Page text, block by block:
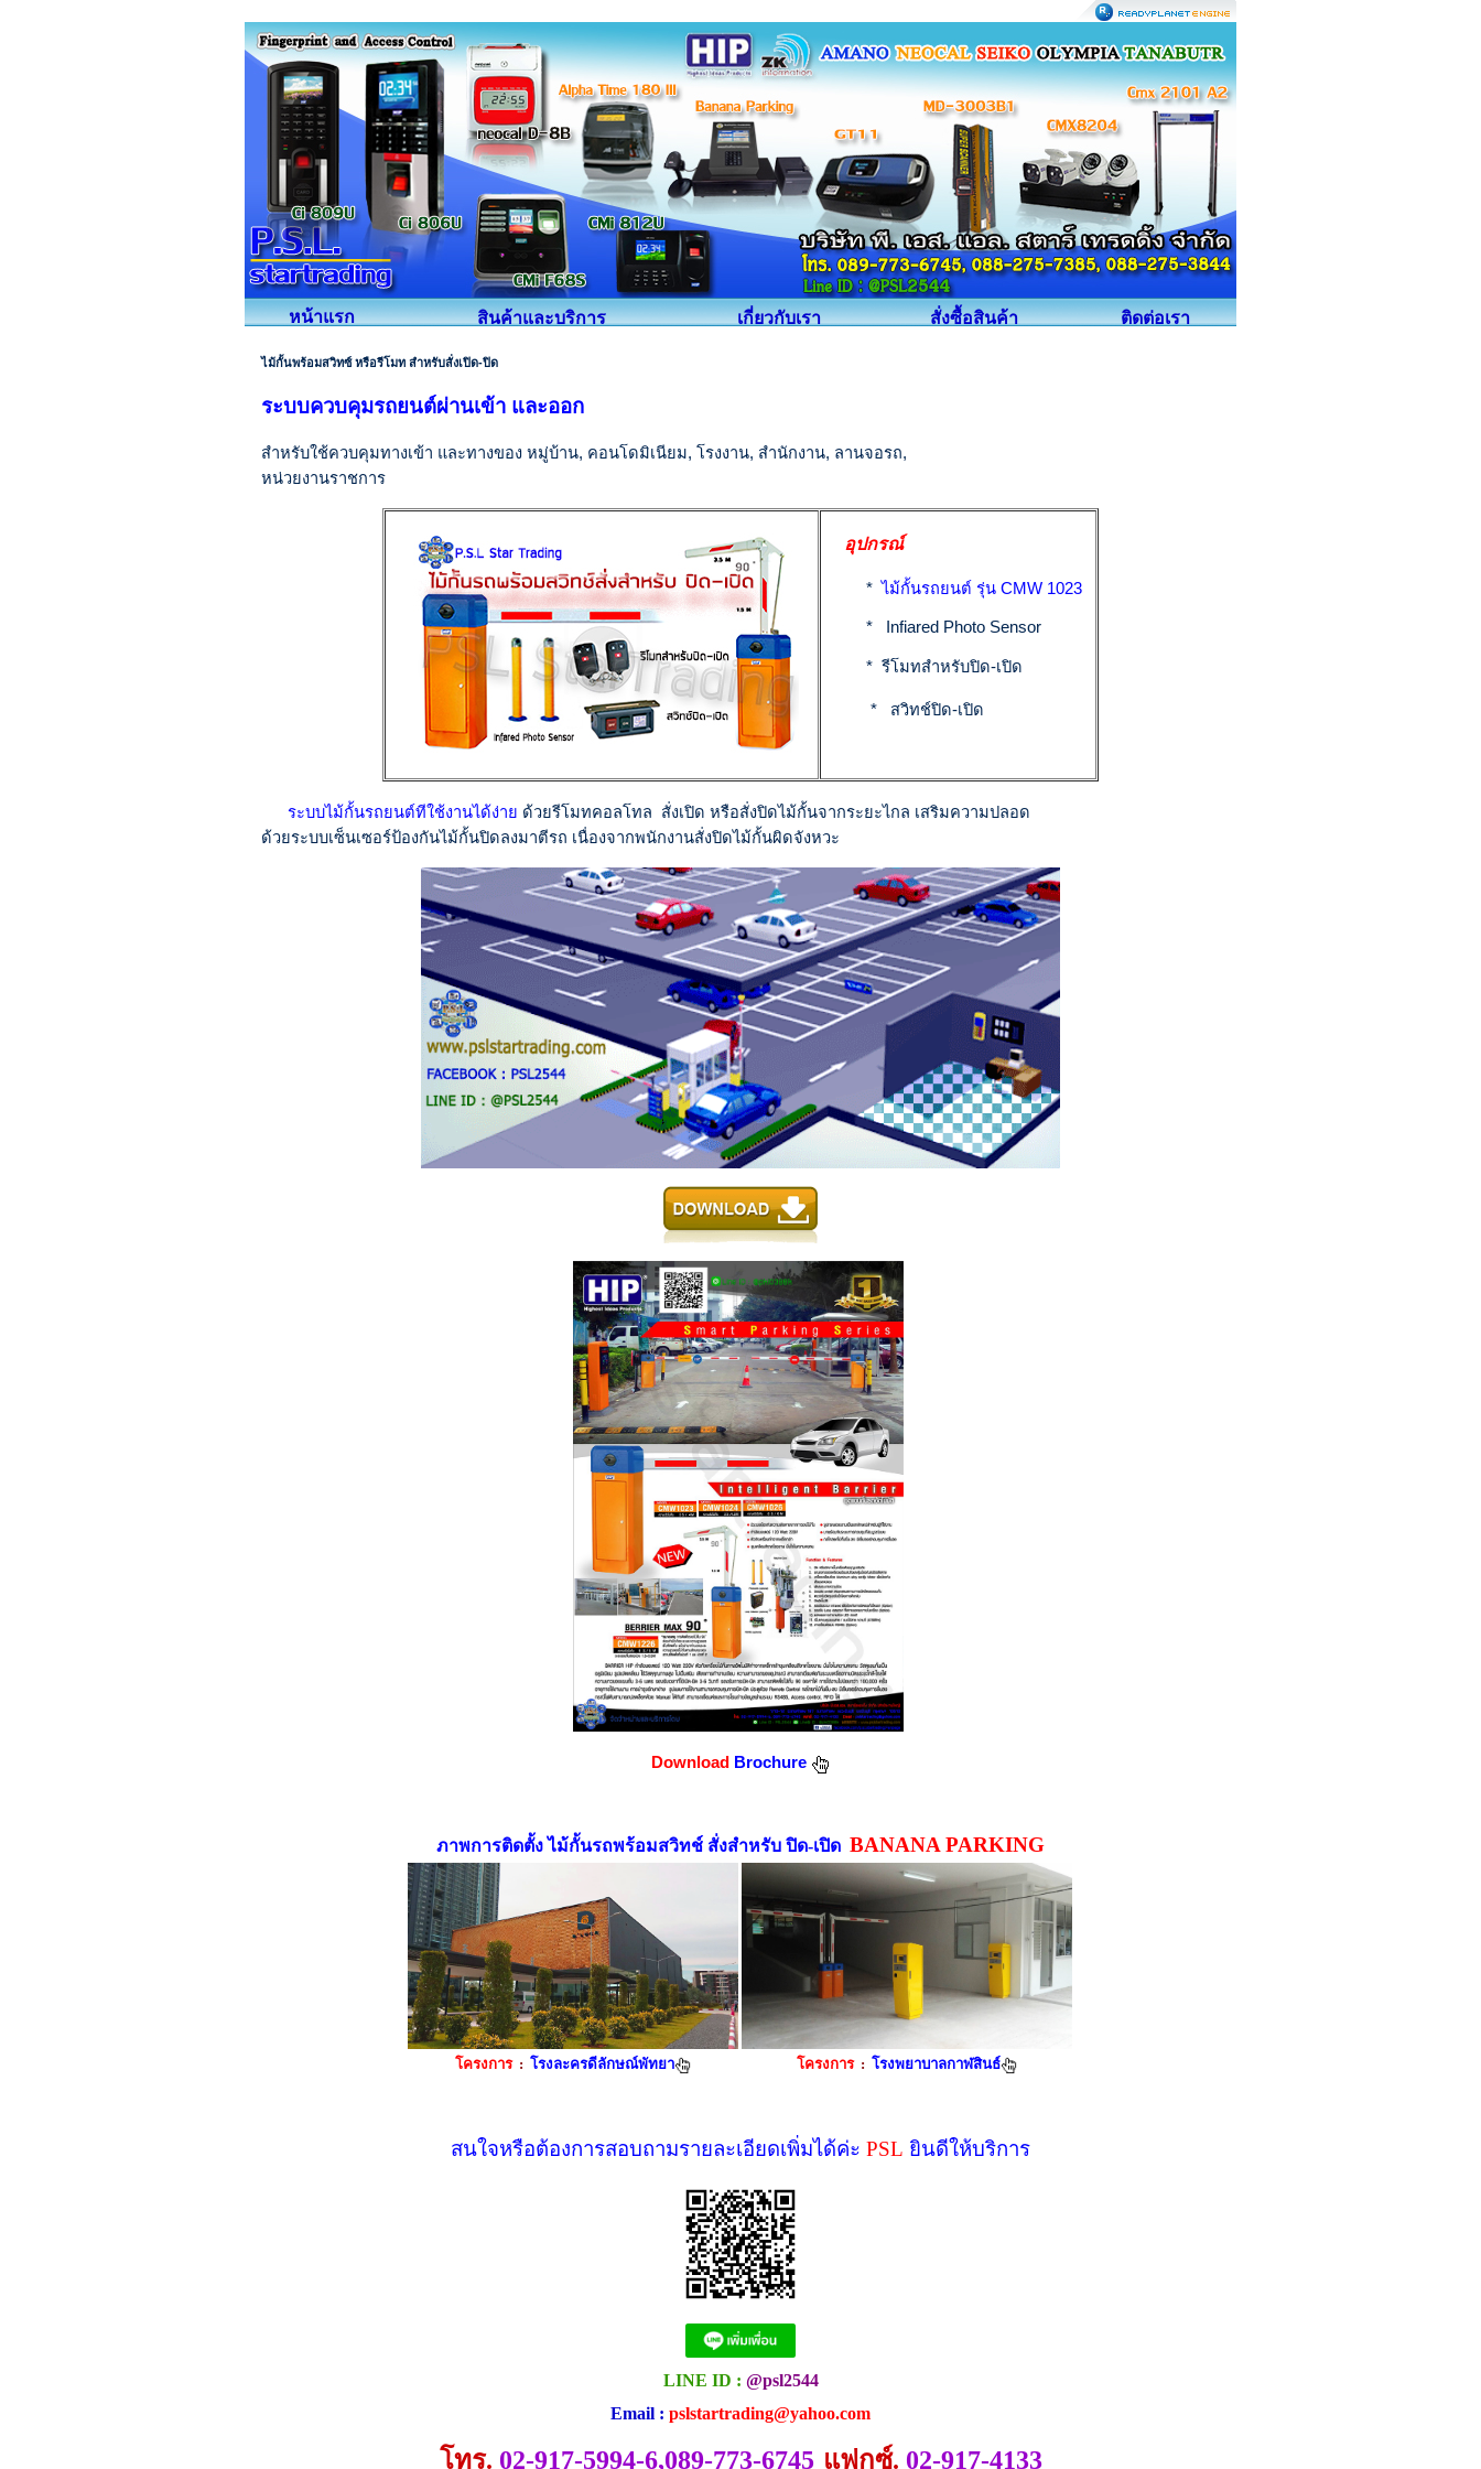
หน้าแรก สินค้าและบริการ เกี่ยวกับเรา สั่งซื้อสินค้า ติดต่อเรา
ไม้กั้นพร้อมสวิทซ์ หรือรีโมท สำหรับสั่งเปิด-ปิด
ระบบควบคุมรถยนต์ผ่านเข้า และออก
สำหรับใช้ควบคุมทางเข้า และทางของ หมู่บ้าน, คอนโดมิเนียม, โรงงาน, สำนักงาน, ลานจอรถ,
หน่วยงานราชการ
อุปกรณ์
* ไม้กั้นรถยนต์ รุ่น CMW 1023
* Infiared Photo Sensor
* รีโมทสำหรับปิด-เปิด
* สวิทช์ปิด-เปิด
ระบบไม้กั้นรถยนต์ทีใช้งานได้ง่าย ด้วยรีโมทคอลโทล สั่งเปิด หรือสั่งปิดไม้กั้นจากระยะไกล เสริมความปลอด
ด้วยระบบเซ็นเซอร์ป้องกันไม้กั้นปิดลงมาตีรถ เนื่องจากพนักงานสั่งปิดไม้กั้นผิดจังหวะ
Download Brochure
ภาพการติดตั้ง ไม้กั้นรถพร้อมสวิทช์ สั่งสำหรับ ปิด-เปิด BANANA PARKING
โครงการ : โรงละครดีลักษณ์พัทยา โครงการ : โรงพยาบาลกาฬสินธ์
สนใจหรือต้องการสอบถามรายละเอียดเพิ่มได้ค่ะ PSL ยินดีให้บริการ
LINE ID : @psl2544
Email : pslstartrading@yahoo.com
โทร. 02-917-5994-6,089-773-6745 แฟกซ์. 02-917-4133